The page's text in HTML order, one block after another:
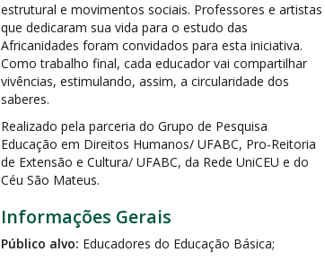
estrutural e movimentos sociais. Professores e artistas
que dedicaram sua vida para o estudo das
Africanidades foram convidados para esta iniciativa.
Como trabalho final, cada educador vai compartilhar
vivências, estimulando, assim, a circularidade dos
saberes.
Realizado pela parceria do Grupo de Pesquisa
Educação em Direitos Humanos/ UFABC, Pro-Reitoria
de Extensão e Cultura/ UFABC, da Rede UniCEU e do
Céu São Mateus.
Informações Gerais
Público alvo: Educadores do Educação Básica;